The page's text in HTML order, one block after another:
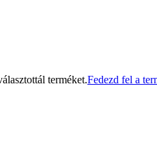
terméket.Fedezd fel a